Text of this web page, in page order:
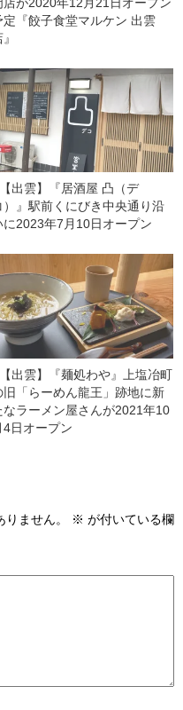
定『餃子食堂マルケン 出雲
【出雲】『居酒屋 凸（デ
）』駅前くにびき中央通り沿
に2023年7月10日オープン
【出雲】『麺処わや』上塩冶町
旧「らーめん龍王」跡地に新
なラーメン屋さんが2021年10
4日オープン
ません。 ※ が付いている欄